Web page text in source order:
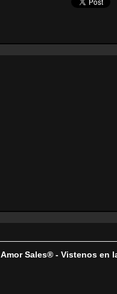
Amor Sales® - Vistenos en